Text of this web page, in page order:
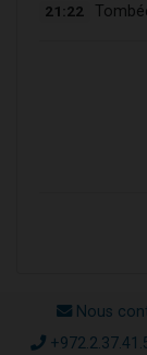
21:22
Nous